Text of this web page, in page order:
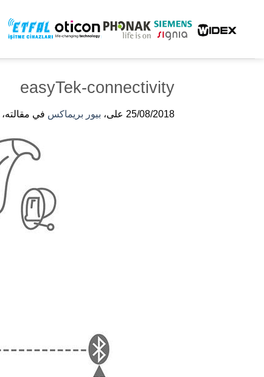
المحتوى
easyTek-connectivity
25/08/2018 على، بيور بريماكس في مقالته،